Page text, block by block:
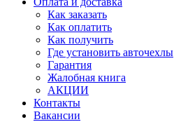
Как заказать
Как оплатить
Как получить
Где установить авточехлы
Гарантия
Жалобная книга
АКЦИИ
Контакты
Вакансии